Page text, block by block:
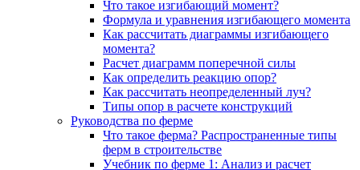
Что такое изгибающий момент?
Формула и уравнения изгибающего момента
Как рассчитать диаграммы изгибающего
момента?
Расчет диаграмм поперечной силы
Как определить реакцию опор?
Как рассчитать неопределенный луч?
Типы опор в расчете конструкций
Руководства по ферме
Что такое ферма? Распространенные типы
ферм в строительстве
Учебник по ферме 1: Анализ и расчет